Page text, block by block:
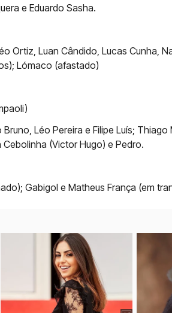
e Eduardo Sasha.
Ortiz, Luan Cândido, Lucas Cunha,
Lómaco (afastado)
Léo Pereira e Filipe Luís;
(Victor Hugo) e Pedro.
Gabigol e Matheus França (em